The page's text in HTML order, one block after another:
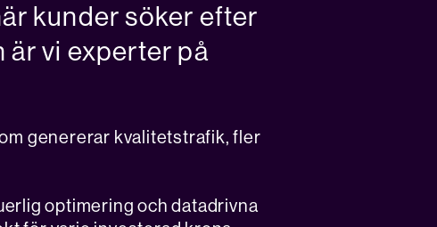
kunder söker efter
är vi experter på
genererar kvalitetstrafik, fler
optimering och datadrivna